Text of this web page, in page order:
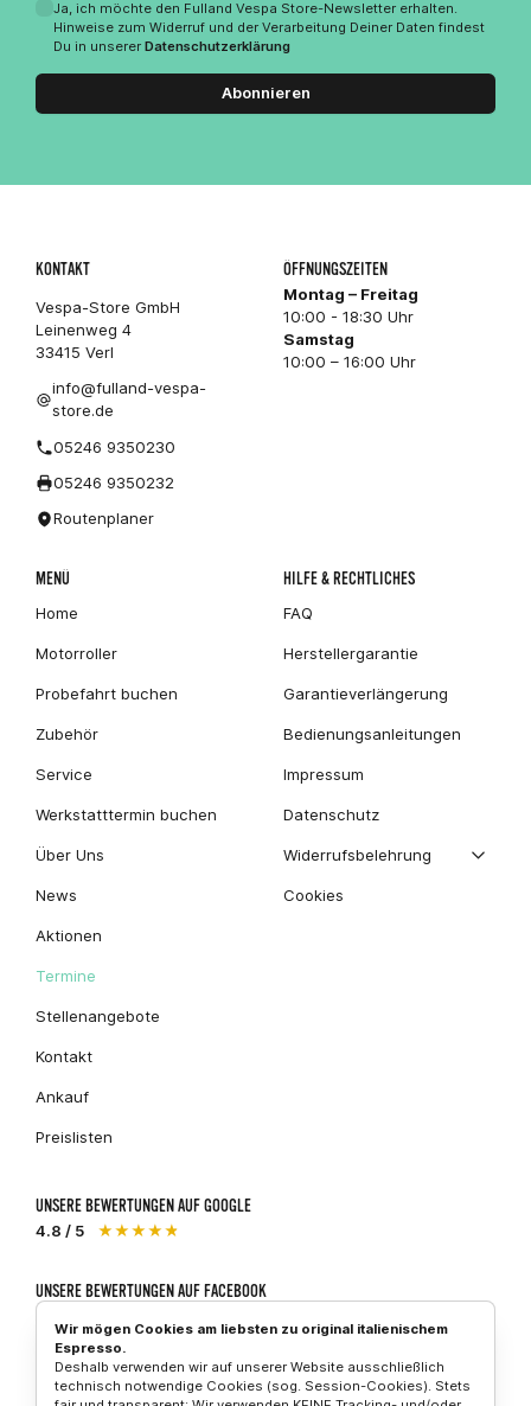
Ja, ich möchte den Fulland Vespa Store-Newsletter erhalten.
Hinweise zum Widerruf und der Verarbeitung Deiner Daten findest
Du in unserer Datenschutzerklärung
Abonnieren
KONTAKT
Vespa-Store GmbH
Leinenweg 4
33415 Verl
info@fulland-vespa-
store.de
05246 9350230
05246 9350232
Routenplaner
ÖFFNUNGSZEITEN
Montag – Freitag
10:00 - 18:30 Uhr
Samstag
10:00 – 16:00 Uhr
MENÜ
Home
Motorroller
Probefahrt buchen
Zubehör
Service
Werkstatttermin buchen
Über Uns
News
Aktionen
Termine
Stellenangebote
Kontakt
Ankauf
Preislisten
HILFE & RECHTLICHES
FAQ
Herstellergarantie
Garantieverlängerung
Bedienungsanleitungen
Impressum
Datenschutz
Widerrufsbelehrung
Cookies
UNSERE BEWERTUNGEN AUF GOOGLE
4.8 / 5
★★★★★
UNSERE BEWERTUNGEN AUF FACEBOOK
Wir mögen Cookies am liebsten zu original italienischem
Espresso.
Deshalb verwenden wir auf unserer Website ausschließlich
technisch notwendige Cookies (sog. Session-Cookies). Stets